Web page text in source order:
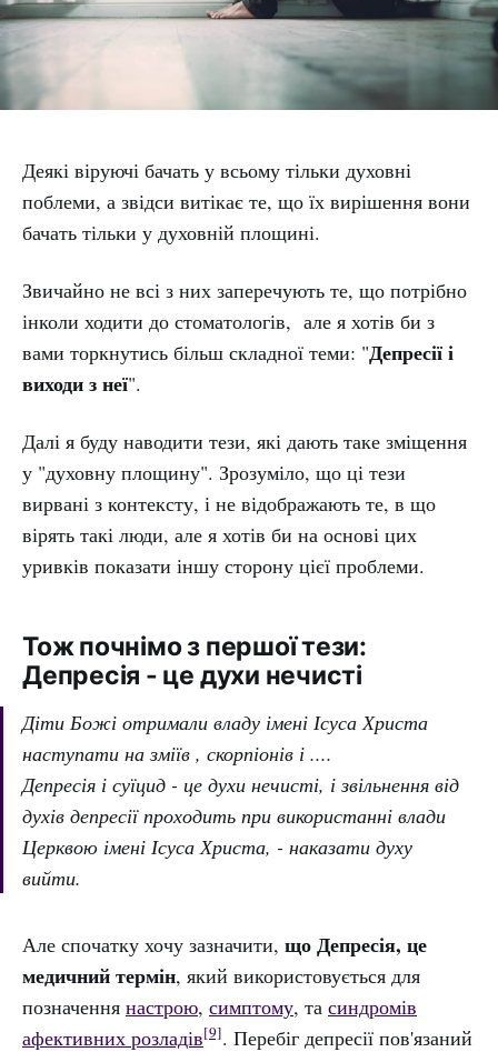
Деякі віруючі бачать у всьому тільки духовні
поблеми, а звідси витікає те, що їх вирішення вони
бачать тільки у духовній площині.
Звичайно не всі з них заперечують те, що потрібно
інколи ходити до стоматологів, але я хотів би з
вами торкнутись більш складної теми: "Депресії і
виходи з неї".
Далі я буду наводити тези, які дають таке зміщення
у "духовну площину". Зрозуміло, що ці тези
вирвані з контексту, і не відображають те, в що
вірять такі люди, але я хотів би на основі цих
уривків показати іншу сторону цієї проблеми.
Тож почнімо з першої тези:
Депресія - це духи нечисті
Діти Божі отримали владу імені Ісуса Христа
наступати на зміїв , скорпіонів і ....
Депресія і суїцид - це духи нечисті, і звільнення від
духів депресії проходить при використанні влади
Церквою імені Ісуса Христа, - наказати духу
вийти.
Але спочатку хочу зазначити, що Депресія, це
медичний термін, який використовується для
позначення настрою, симптому, та синдромів
афективних розладів[9]. Перебіг депресії пов'язаний